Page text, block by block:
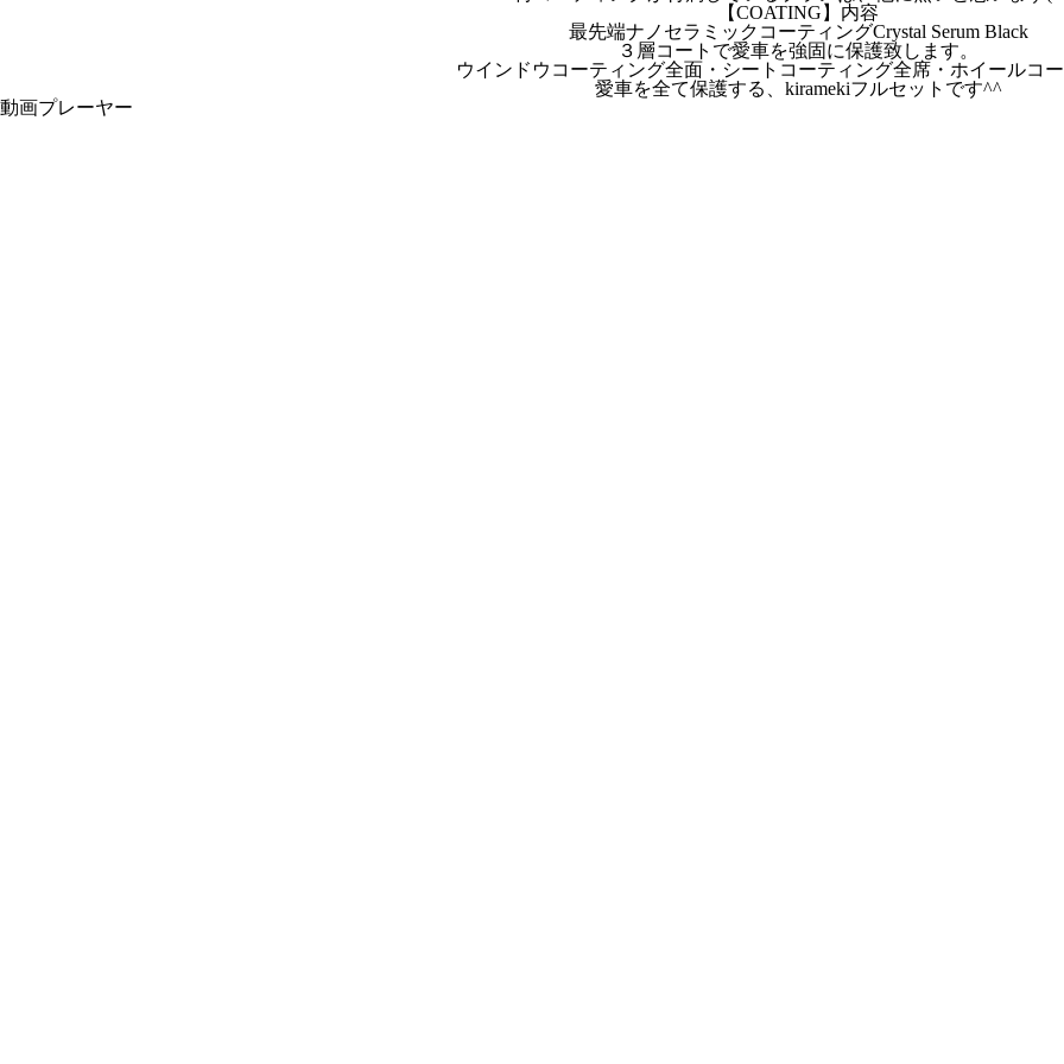
【COATING】内容
最先端ナノセラミックコーティングCrystal Serum Black
３層コートで愛車を強固に保護致します。
ウインドウコーティング全面・シートコーティング全席・ホイールコ
愛車を全て保護する、kiramekiフルセットです^^
動画プレーヤー